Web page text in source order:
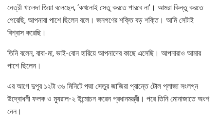
নেত্রী খালেদা জিয়া বলেছেন, ‘কখনোই সেতু করতে পারবে না’। আমরা কিন্তু করতে
পেরেছি, আপনারা পাশে ছিলেন বলে। জনগণের শক্তি বড় শক্তি। আমি সেটাই
বিশ্বাস করেছি।
তিনি বলেন, বাবা-মা, ভাই-বোন হারিয়ে আপনাদের কাছে এসেছি। আপনারাও আমার
পাশে ছিলেন।
এর আগে দুপুর ১২টা ৩৬ মিনিটে পদ্মা সেতুর জাজিরা প্রান্তে টোল প্লাজা সংলগ্ন
উদ্বোধনী ফলক ও ম্যুরাল-২ উন্মোচন করেন প্রধানমন্ত্রী। পরে তিনি মোনাজাতে অংশ
নেন।